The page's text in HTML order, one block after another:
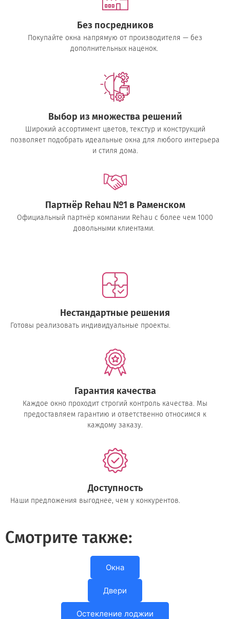
Без посредников
Покупайте окна напрямую от производителя — без
дополнительных наценок.
Выбор из множества решений
Широкий ассортимент цветов, текстур и конструкций
позволяет подобрать идеальные окна для любого интерьера
и стиля дома.
Партнёр Rehau №1 в Раменском
Официальный партнёр компании Rehau с более чем 1000
довольными клиентами.
Нестандартные решения
Готовы реализовать индивидуальные проекты.
Гарантия качества
Каждое окно проходит строгий контроль качества. Мы
предоставляем гарантию и ответственно относимся к
каждому заказу.
Доступность
Наши предложения выгоднее, чем у конкурентов.
Смотрите также:
Окна
Двери
Остекление лоджии